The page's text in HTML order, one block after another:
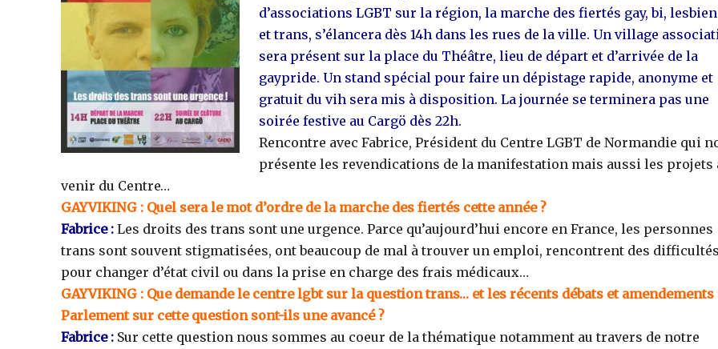
d’associations LGBT sur la région, la marche des fiertés gay, bi,
et trans, s’élancera dès 14h dans les rues de la ville. Un village
sera présent sur la place du Théâtre, lieu de départ et d’arrivée de la
gaypride. Un stand spécial pour faire un dépistage rapide, anonyme et
gratuit du vih sera mis à disposition. La journée se terminera pas une
soirée festive au Cargö dès 22h.
Rencontre avec Fabrice, Président du Centre LGBT de Normandie qui
présente les revendications de la manifestation mais aussi les projets
venir du Centre…
GAYVIKING : Quel sera le mot d’ordre de la marche des fiertés cette année ?
Fabrice : Les droits des trans sont une urgence. Parce qu’aujourd’hui encore en France, les personnes
trans sont souvent stigmatisées, ont beaucoup de mal à trouver un emploi, rencontrent des difficultés
pour changer d’état civil ou dans la prise en charge des frais médicaux…
GAYVIKING : Que demande le centre lgbt sur la question trans… et les récents débats et amendements
Parlement sur cette question sont-ils une avancé ?
Fabrice : Sur cette question nous sommes au coeur de la thématique notamment au travers de notre